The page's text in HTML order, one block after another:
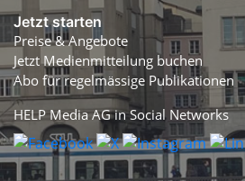
Jetzt starten
Preise & Angebote
Jetzt Medienmitteilung buchen
Abo für regelmässige Publikationen
HELP Media AG in Social Networks